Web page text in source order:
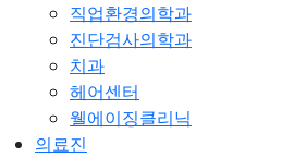
직업환경의학과
진단검사의학과
치과
헤어센터
웰에이징클리닉
의료진